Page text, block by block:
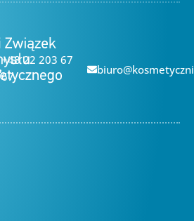
+48 22 203 67
67